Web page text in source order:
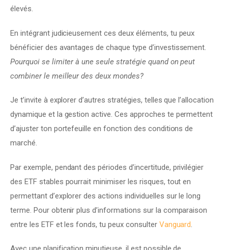
élevés.
En intégrant judicieusement ces deux éléments, tu peux
bénéficier des avantages de chaque type d’investissement.
Pourquoi se limiter à une seule stratégie quand on peut
combiner le meilleur des deux mondes?
Je t’invite à explorer d’autres stratégies, telles que l’allocation
dynamique et la gestion active. Ces approches te permettent
d’ajuster ton portefeuille en fonction des conditions de
marché.
Par exemple, pendant des périodes d’incertitude, privilégier
des ETF stables pourrait minimiser les risques, tout en
permettant d’explorer des actions individuelles sur le long
terme. Pour obtenir plus d’informations sur la comparaison
entre les ETF et les fonds, tu peux consulter Vanguard.